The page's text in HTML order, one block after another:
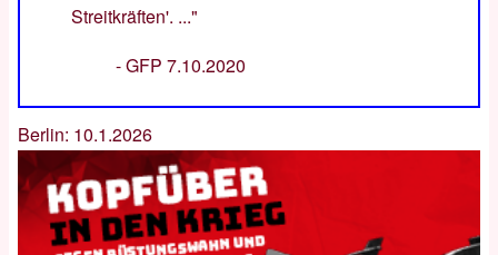
Streitkräften'. ..."
-GFP 7.10.2020
Berlin: 10.1.2026